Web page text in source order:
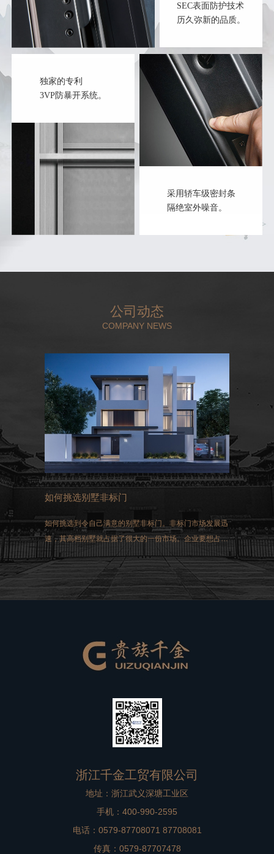
SEC表面防护技术
历久弥新的品质。
独家的专利
3VP防暴开系统。
采用轿车级密封条
隔绝室外噪音。
公司动态
COMPANY NEWS
如何挑选别墅非标门
如何挑选到令自己满意的别墅非标门。非标门市场发展迅
速，其高档别墅就占据了很大的一份市场。企业要想占得
这一市场，选择生产的非标门就必须符合国家生产的标
准。同时做好三方面的工作：过硬的质量、先进的技术和
良好的品牌形象。在高档别墅在装修过程中，非标门是比
较重要的一个方面，选择到一款合适
浙江千金工贸有限公司
地址：浙江武义深塘工业区
手机：400-990-2595
电话：0579-87708071 87708081
传真：0579-87707478